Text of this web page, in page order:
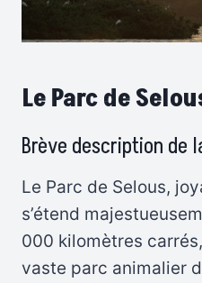
Le Parc de
Brève description de
Le Parc de Selous,
s’étend
000 kilomètres
vaste parc animalier